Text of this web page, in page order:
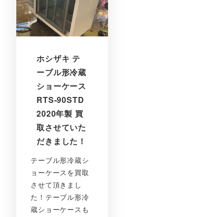
ホシザキ テ
ーブル形冷蔵
ショーケース
RTS-90STD
2020年製 買
取させていた
だきました！
テーブル形冷蔵シ
ョーケースを買取
させて頂きまし
た！テーブル形冷
蔵ショーケースも